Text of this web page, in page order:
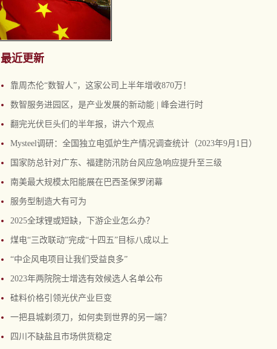
最近更新
靠周杰伦“数智人”，这家公司上半年增收870万！
数智服务进园区，是产业发展的新动能 | 峰会进行时
翻完光伏巨头们的半年报，讲六个观点
Mysteel调研：全国独立电弧炉生产情况调查统计（2023年9月1日）
国家防总针对广东、福建防汛防台风应急响应提升至三级
南美最大规模太阳能展在巴西圣保罗闭幕
服务型制造大有可为
2025全球锂或短缺，下游企业怎么办？
煤电“三改联动”完成“十四五”目标八成以上
“中企风电项目让我们受益良多”
2023年两院院士增选有效候选人名单公布
硅料价格引领光伏产业巨变
一把县城剃须刀，如何卖到世界的另一端？
四川不缺盐且市场供货稳定